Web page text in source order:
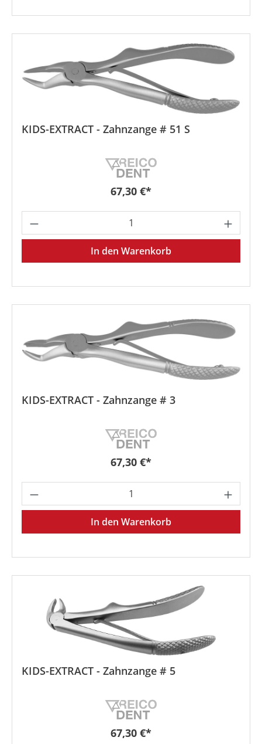
KIDS-EXTRACT - Zahnzange # 51 S
Regulärer Preis:
67,30 €*
Produkt Anzahl: Gib den
In den Warenkorb
KIDS-EXTRACT - Zahnzange # 3
Regulärer Preis:
67,30 €*
Produkt Anzahl: Gib den
In den Warenkorb
KIDS-EXTRACT - Zahnzange # 5
Regulärer Preis:
67,30 €*